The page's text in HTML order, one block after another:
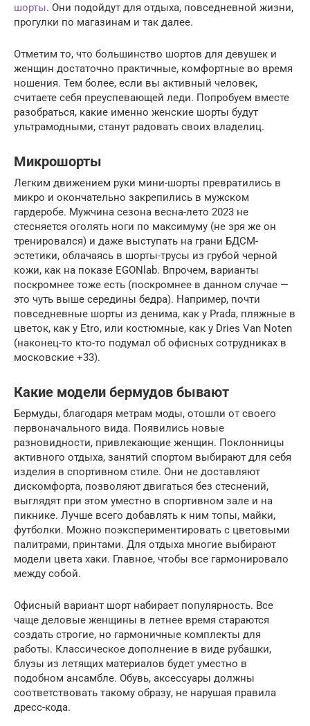
шорты. Они подойдут для отдыха, повседневной жизни,
прогулки по магазинам и так далее.
Отметим то, что большинство шортов для девушек и
женщин достаточно практичные, комфортные во время
ношения. Тем более, если вы активный человек,
считаете себя преуспевающей леди. Попробуем вместе
разобраться, какие именно женские шорты будут
ультрамодными, станут радовать своих владелиц.
Микрошорты
Легким движением руки мини-шорты превратились в
микро и окончательно закрепились в мужском
гардеробе. Мужчина сезона весна-лето 2023 не
стесняется оголять ноги по максимуму (не зря же он
тренировался) и даже выступать на грани БДСМ-
эстетики, облачаясь в шорты-трусы из грубой черной
кожи, как на показе EGONlab. Впрочем, варианты
поскромнее тоже есть (поскромнее в данном случае —
это чуть выше середины бедра). Например, почти
повседневные шорты из денима, как у Prada, пляжные в
цветок, как у Etro, или костюмные, как у Dries Van Noten
(наконец-то кто-то подумал об офисных сотрудниках в
московские +33).
Какие модели бермудов бывают
Бермуды, благодаря метрам моды, отошли от своего
первоначального вида. Появились новые
разновидности, привлекающие женщин. Поклонницы
активного отдыха, занятий спортом выбирают для себя
изделия в спортивном стиле. Они не доставляют
дискомфорта, позволяют двигаться без стеснений,
выглядят при этом уместно в спортивном зале и на
пикнике. Лучше всего добавлять к ним топы, майки,
футболки. Можно поэкспериментировать с цветовыми
палитрами, принтами. Для отдыха многие выбирают
модели цвета хаки. Главное, чтобы все гармонировало
между собой.
Офисный вариант шорт набирает популярность. Все
чаще деловые женщины в летнее время стараются
создать строгие, но гармоничные комплекты для
работы. Классическое дополнение в виде рубашки,
блузы из летящих материалов будет уместно в
подобном ансамбле. Обувь, аксессуары должны
соответствовать такому образу, не нарушая правила
дресс-кода.